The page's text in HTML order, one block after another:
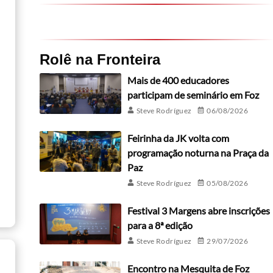
Rolê na Fronteira
Mais de 400 educadores
participam de seminário em Foz
Steve Rodríguez 06/08/2026
Feirinha da JK volta com
programação noturna na Praça da
Paz
Steve Rodríguez 05/08/2026
Festival 3 Margens abre inscrições
para a 8ª edição
Steve Rodríguez 29/07/2026
Encontro na Mesquita de Foz